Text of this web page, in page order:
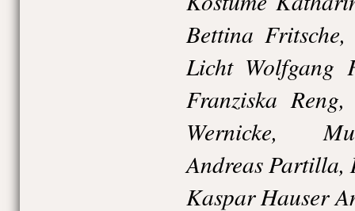
Bettina
Licht Wolfgang
Franziska
Wernicke,
Andreas Partilla,
Kaspar Hauser